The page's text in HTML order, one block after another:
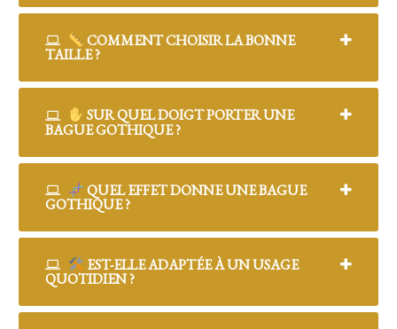
COMMENT CHOISIR LA BONNE
TAILLE ?
SUR QUEL DOIGT PORTER UNE
BAGUE GOTHIQUE ?
QUEL EFFET DONNE UNE BAGUE
GOTHIQUE ?
EST-ELLE ADAPTÉE À UN USAGE
QUOTIDIEN ?